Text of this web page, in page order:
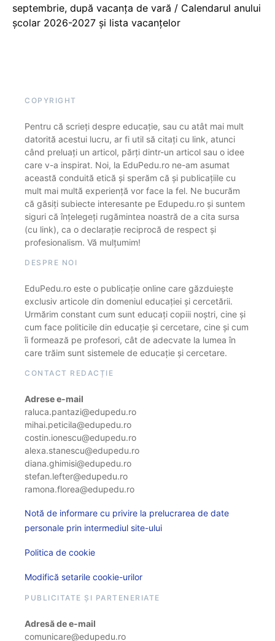
septembrie, după vacanța de vară / Calendarul anului
școlar 2026-2027 și lista vacanțelor
COPYRIGHT
Pentru că scrieți despre educație, sau cu atât mai mult
datorită acestui lucru, ar fi util să citați cu link, atunci
când preluați un articol, părți dintr-un articol sau o idee
care v-a inspirat. Noi, la EduPedu.ro ne-am asumat
această conduită etică și sperăm că și publicațiile cu
mult mai multă experiență vor face la fel. Ne bucurăm
că găsiți subiecte interesante pe Edupedu.ro și suntem
siguri că înțelegeți rugămintea noastră de a cita sursa
(cu link), ca o declarație reciprocă de respect și
profesionalism. Vă mulțumim!
DESPRE NOI
EduPedu.ro este o publicație online care găzduiește
exclusiv articole din domeniul educației și cercetării.
Urmărim constant cum sunt educați copiii noștri, cine și
cum face politicile din educație și cercetare, cine și cum
îi formează pe profesori, cât de adecvate la lumea în
care trăim sunt sistemele de educație și cercetare.
CONTACT REDACȚIE
Adrese e-mail
raluca.pantazi@edupedu.ro
mihai.peticila@edupedu.ro
costin.ionescu@edupedu.ro
alexa.stanescu@edupedu.ro
diana.ghimisi@edupedu.ro
stefan.lefter@edupedu.ro
ramona.florea@edupedu.ro
Notă de informare cu privire la prelucrarea de date
personale prin intermediul site-ului
Politica de cookie
Modifică setarile cookie-urilor
PUBLICITATE ȘI PARTENERIATE
Adresă de e-mail
comunicare@edupedu.ro